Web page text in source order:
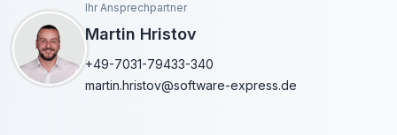
Ihr Ansprechpartner
Martin Hristov
+49-7031-79433-340
martin.hristov@software-express.de